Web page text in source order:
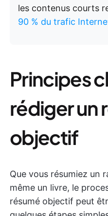
les contenus courts
90 % du trafic
Principes
rédiger un
objectif
Que vous résumiez un
même un livre, le
résumé objectif peut